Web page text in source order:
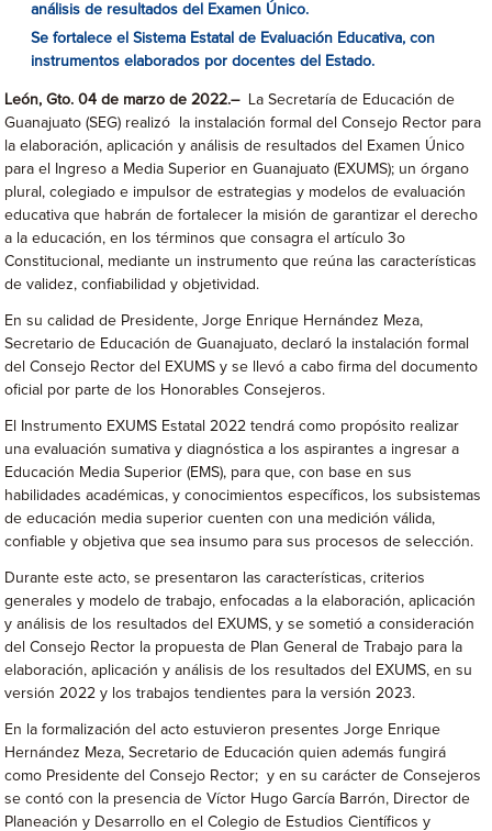
análisis de resultados del Examen Único.
Se fortalece el Sistema Estatal de Evaluación Educativa, con
instrumentos elaborados por docentes del Estado.
León, Gto. 04 de marzo de 2022.–
La Secretaría de Educación de
Guanajuato (SEG) realizó la instalación formal del Consejo Rector para
la elaboración, aplicación y análisis de resultados del Examen Único
para el Ingreso a Media Superior en Guanajuato (EXUMS); un órgano
plural, colegiado e impulsor de estrategias y modelos de evaluación
educativa que habrán de fortalecer la misión de garantizar el derecho
a la educación, en los términos que consagra el artículo 3o
Constitucional, mediante un instrumento que reúna las características
de validez, confiabilidad y objetividad.
En su calidad de Presidente, Jorge Enrique Hernández Meza,
Secretario de Educación de Guanajuato, declaró la instalación formal
del Consejo Rector del EXUMS y se llevó a cabo firma del documento
oficial por parte de los Honorables Consejeros.
El Instrumento EXUMS Estatal 2022 tendrá como propósito realizar
una evaluación sumativa y diagnóstica a los aspirantes a ingresar a
Educación Media Superior (EMS), para que, con base en sus
habilidades académicas, y conocimientos específicos, los subsistemas
de educación media superior cuenten con una medición válida,
confiable y objetiva que sea insumo para sus procesos de selección.
Durante este acto, se presentaron las características, criterios
generales y modelo de trabajo, enfocadas a la elaboración, aplicación
y análisis de los resultados del EXUMS, y se sometió a consideración
del Consejo Rector la propuesta de Plan General de Trabajo para la
elaboración, aplicación y análisis de los resultados del EXUMS, en su
versión 2022 y los trabajos tendientes para la versión 2023.
En la formalización del acto estuvieron presentes Jorge Enrique
Hernández Meza, Secretario de Educación quien además fungirá
como Presidente del Consejo Rector; y en su carácter de Consejeros
se contó con la presencia de Víctor Hugo García Barrón, Director de
Planeación y Desarrollo en el Colegio de Estudios Científicos y